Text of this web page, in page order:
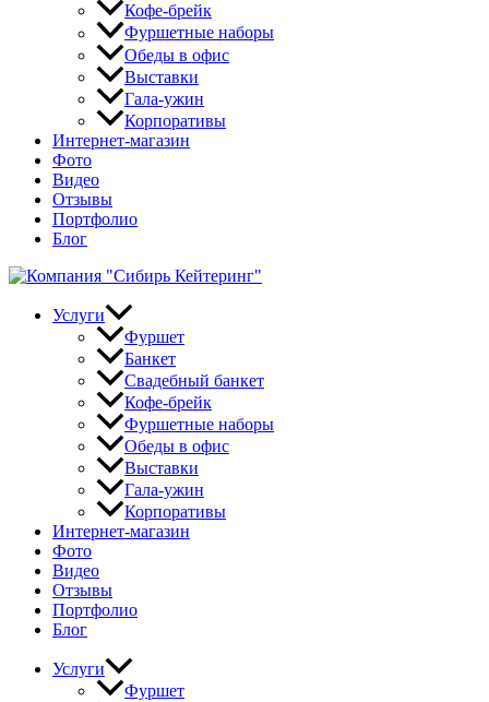
Кофе-брейк
Фуршетные наборы
Обеды в офис
Выставки
Гала-ужин
Корпоративы
Интернет-магазин
Фото
Видео
Отзывы
Портфолио
Блог
Услуги
Фуршет
Банкет
Свадебный банкет
Кофе-брейк
Фуршетные наборы
Обеды в офис
Выставки
Гала-ужин
Корпоративы
Интернет-магазин
Фото
Видео
Отзывы
Портфолио
Блог
Услуги
Фуршет